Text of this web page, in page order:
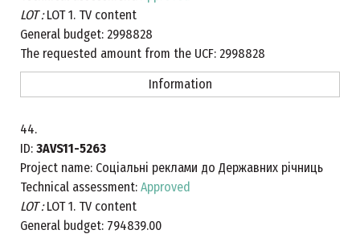
LOT :LOT 1. TV content
General budget: 2998828
The requested amount from the UCF: 2998828
Information
44.
ID: 3AVS11-5263
Project name: Соціальні реклами до Державних річниць
Technical assessment: Approved
LOT :LOT 1. TV content
General budget: 794839.00